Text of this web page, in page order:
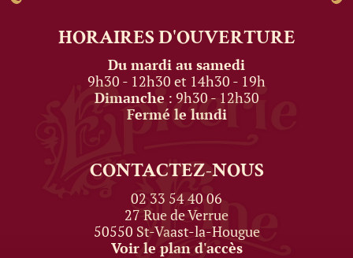
HORAIRESD'OUVERTURE
Du mardi au samedi
9h30 - 12h30 et 14h30 - 19h
Dimanche : 9h30 - 12h30
Fermé le lundi
CONTACTEZ-NOUS
02 33 54 40 06
27 Rue de Verrue
50550 St-Vaast-la-Hougue
Voir le plan d'accès